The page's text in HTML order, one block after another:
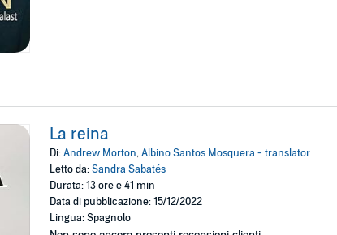
La reina
Di:Andrew Morton,Albino Santos Mosquera - translator
Letto da:Sandra Sabatés
Durata: 13 ore e 41 min
Data di pubblicazione: 15/12/2022
Lingua: Spagnolo